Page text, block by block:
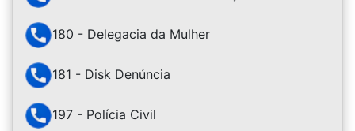
180 - Delegacia da Mulher
181 - Disk Denúncia
197 - Polícia Civil